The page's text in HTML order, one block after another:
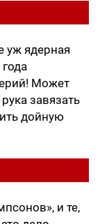
уж ядерная
Может
завязать
дойную
и те,